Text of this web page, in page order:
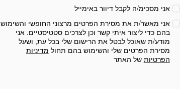
אני מסכימ/ה לקבל דיוור באימייל
אני מאשר/ת את מסירת הפרטים מרצוני החופשי והשימוש
בהם כדי ליצור איתי קשר וכן לצרכים סטטיסטיים. אני
מודע/ת שאוכל לבטל את הרישום שלי בכל עת, ושעל
מסירת הפרטים שלי והשימוש בהם תחול מדיניות
הפרטיות של האתר